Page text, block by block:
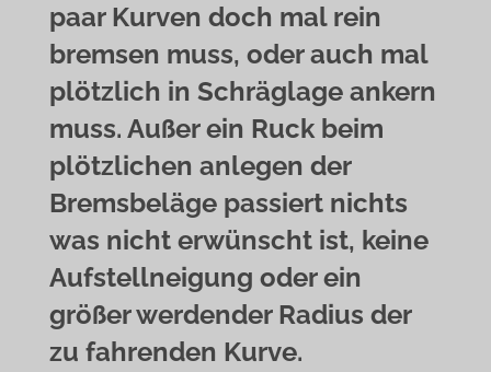
paar Kurven doch mal rein
bremsen muss, oder auch mal
plötzlich in Schräglage ankern
muss. Außer ein Ruck beim
plötzlichen anlegen der
Bremsbeläge passiert nichts
was nicht erwünscht ist, keine
Aufstellneigung oder ein
größer werdender Radius der
zu fahrenden Kurve.